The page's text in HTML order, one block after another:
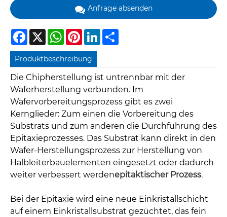
Anfrage absenden
Facebook
X WhatsAppPinterestLinkedIn
Produktbeschreibung
Die Chipherstellung ist untrennbar mit der
Waferherstellung verbunden. Im
Wafervorbereitungsprozess gibt es zwei
Kernglieder: Zum einen die Vorbereitung des
Substrats und zum anderen die Durchführung des
Epitaxieprozesses. Das Substrat kann direkt in den
Wafer-Herstellungsprozess zur Herstellung von
Halbleiterbauelementen eingesetzt oder dadurch
weiter verbessert werdenepitaktischer Prozess.
Bei der Epitaxie wird eine neue Einkristallschicht
auf einem Einkristallsubstrat gezüchtet, das fein